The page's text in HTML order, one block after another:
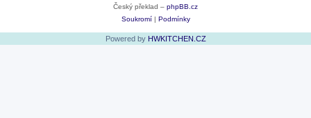
Český překlad – phpBB.cz
Soukromí| Podmínky
Powered by HWKITCHEN.CZ